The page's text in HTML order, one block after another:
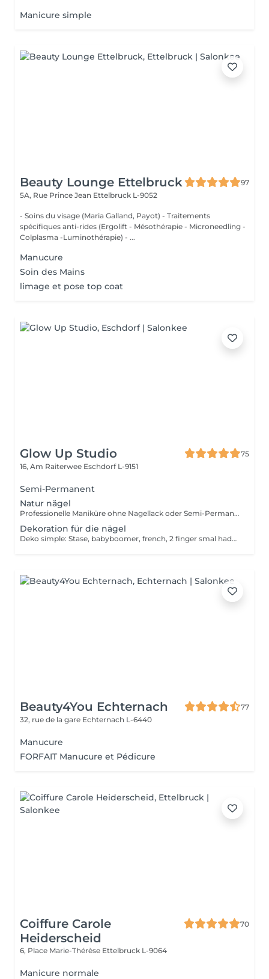
Manicure simple
Beauty Lounge Ettelbruck
97
5A, Rue Prince Jean Ettelbruck L-9052
- Soins du visage (Maria Galland, Payot) - Traitements
spécifiques anti-rides (Ergolift - Mésothérapie - Microneedling -
Colplasma -Luminothérapie) - ...
Manucure
Soin des Mains
limage et pose top coat
Glow Up Studio
75
16, Am Raiterwee Eschdorf L-9151
Semi-Permanent
Natur nägel
Professionelle Maniküre ohne Nagellack oder Semi-Permanent, für gesunde und gepflegte Hände.
Dekoration für die nägel
Deko simple: Stase, babyboomer, french, 2 finger smal hadpaint, +4 colors Deko complex: Big strass, charms, handpaint Deko plus complex: charms, 10 Finger handpaint, 3D art
Beauty4You Echternach
77
32, rue de la gare Echternach L-6440
Manucure
FORFAIT Manucure et Pédicure
Coiffure Carole
Heiderscheid
70
6, Place Marie-Thérèse Ettelbruck L-9064
Manicure normale